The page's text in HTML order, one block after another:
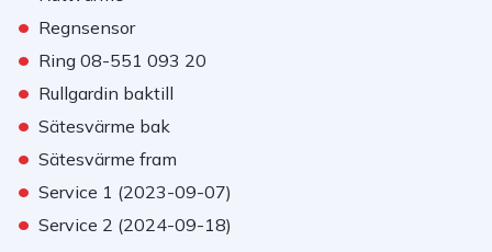
• Regnsensor
• Ring 08-551 093 20
• Rullgardin baktill
• Sätesvärme bak
• Sätesvärme fram
• Service 1 (2023-09-07)
• Service 2 (2024-09-18)